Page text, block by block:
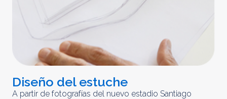
Diseño del estuche
A partir de fotografías del nuevo estadio Santiago